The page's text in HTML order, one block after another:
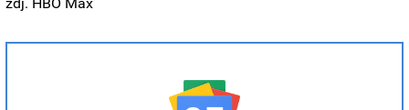
zdj. HBO Max